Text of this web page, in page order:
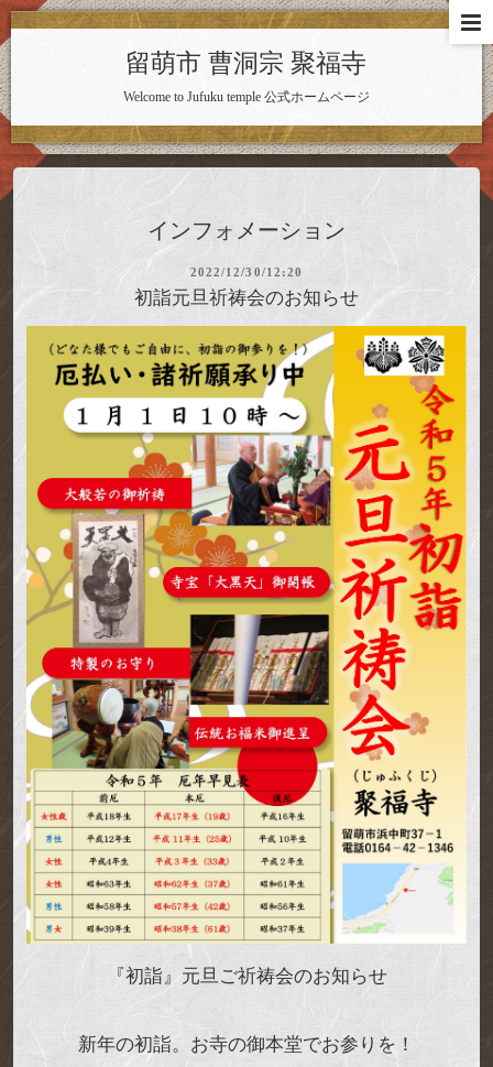
留萌市 曹洞宗 聚福寺
Welcome to Jufuku temple 公式ホームページ
インフォメーション
2022/12/30/12:20
初詣元旦祈祷会のお知らせ
『初詣』元旦ご祈祷会のお知らせ
新年の初詣。お寺の御本堂でお参りを！